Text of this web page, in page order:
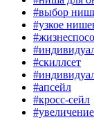
#выбор
#узкое
#скиллсет
#апсейл
#кросс-сейл